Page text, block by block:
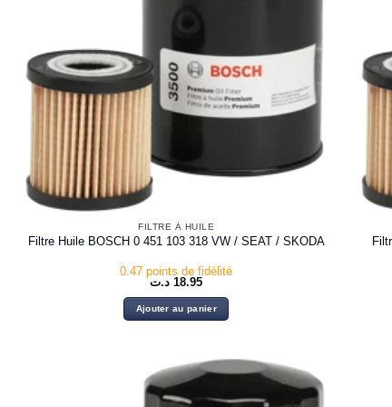
FILTRE À HUILE
Filtre Huile BOSCH 0 451 103 318 VW / SEAT / SKODA
0.47 points de fidélité
18.95 د.ت
Ajouter au panier